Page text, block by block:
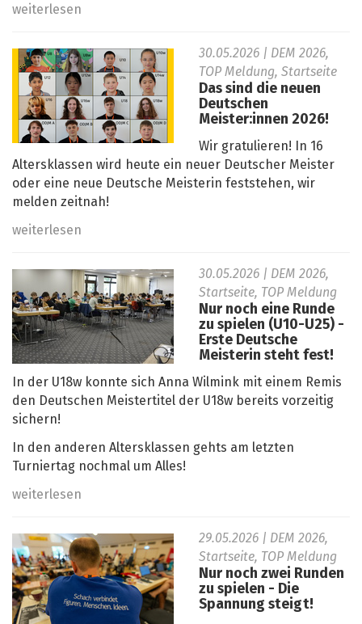
weiterlesen
30.05.2026 | DEM 2026,
TOP Meldung, Startseite
Das sind die neuen
Deutschen
Meister:innen 2026!
Wir gratulieren! In 16
Altersklassen wird heute ein neuer Deutscher Meister
oder eine neue Deutsche Meisterin feststehen, wir
melden zeitnah!
weiterlesen
30.05.2026 | DEM 2026,
Startseite, TOP Meldung
Nur noch eine Runde
zu spielen (U10-U25) -
Erste Deutsche
Meisterin steht fest!
In der U18w konnte sich Anna Wilmink mit einem Remis
den Deutschen Meistertitel der U18w bereits vorzeitig
sichern!
In den anderen Altersklassen gehts am letzten
Turniertag nochmal um Alles!
weiterlesen
29.05.2026 | DEM 2026,
Startseite, TOP Meldung
Nur noch zwei Runden
zu spielen - Die
Spannung steigt!